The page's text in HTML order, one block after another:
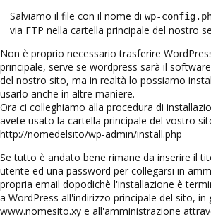
Salviamo il file con il nome di wp-
via FTP nella cartella principale del nostro
Non è proprio necessario trasferire
principale, serve se wordpress sarà il
del nostro sito, ma in realtà lo possiamo
usarlo anche in altre maniere.
Ora ci colleghiamo alla procedura di
avete usato la cartella principale del vostro
http://nomedelsito/wp-admin/install.php
Se tutto è andato bene rimane da inserire il
utente ed una password per collegarsi in
propria email dopodichè l'installazione è
a WordPress all'indirizzo principale del sito, in
www.nomesito.xy e all'amministrazione